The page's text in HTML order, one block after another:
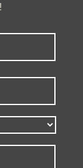
Nom